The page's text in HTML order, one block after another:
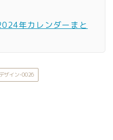
年カレンダーまと
ザイン-0026